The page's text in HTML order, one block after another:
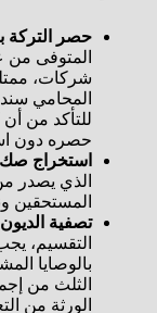
حصر
المتوفى من
شركات،
المحامي
للتأكد من
حصره دون
استخراج
الذي يصدر
المستحقين
تصفية
التقسيم،
بالوصايا
الثلث من
الورثة من